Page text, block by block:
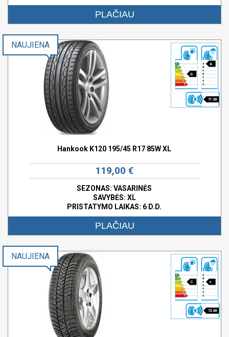
PLAČIAU
D
A
71 dB
NAUJIENA
Hankook K120 195/45 R17 85W XL
119,00 €
SEZONAS: VASARINĖS
SAVYBĖS: XL
PRISTATYMO LAIKAS: 6 D.D.
PLAČIAU
C c
72 dB
NAUJIENA